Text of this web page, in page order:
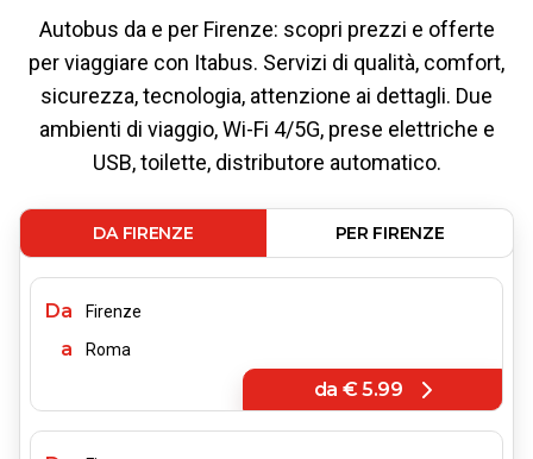
Autobus da e per Firenze: scopri prezzi e offerte
per viaggiare con Itabus. Servizi di qualità, comfort,
sicurezza, tecnologia, attenzione ai dettagli. Due
ambienti di viaggio, Wi-Fi 4/5G, prese elettriche e
USB, toilette, distributore automatico.
DA FIRENZE PER FIRENZE
Da
a
Firenze
Roma
da € 5.99